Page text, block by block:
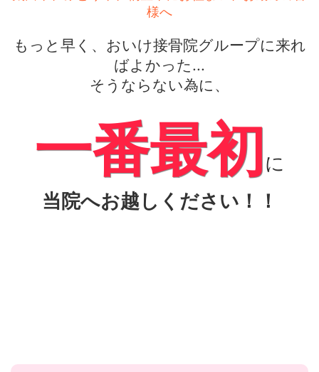
様へ
もっと早く、おいけ接骨院グループに来れ
ばよかった...
そうならない為に、
一番最初に
当院へお越しください！！